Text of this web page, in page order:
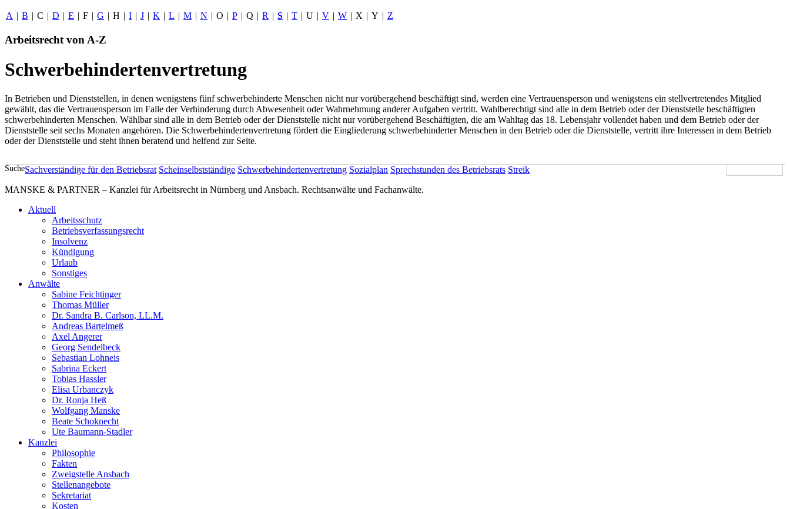
A | B | C | D | E | F | G | H | I | J | K | L | M | N | O | P | Q | R | S | T | U | V | W | X | Y | Z
Arbeitsrecht von A-Z
Schwerbehindertenvertretung
In Betrieben und Dienststellen, in denen wenigstens fünf schwerbehinderte Menschen nicht nur vorübergehend beschäftigt sind, werden eine Vertrauensperson und wenigstens ein stellvertretendes Mitglied
gewählt, das die Vertrauensperson im Falle der Verhinderung durch Abwesenheit oder Wahrnehmung anderer Aufgaben vertritt. Wahlberechtigt sind alle in dem Betrieb oder der Dienststelle beschäftigten
schwerbehinderten Menschen. Wählbar sind alle in dem Betrieb oder der Dienststelle nicht nur vorübergehend Beschäftigten, die am Wahltag das 18. Lebensjahr vollendet haben und dem Betrieb oder der
Dienststelle seit sechs Monaten angehören. Die Schwerbehindertenvertretung fördert die Eingliederung schwerbehinderter Menschen in den Betrieb oder die Dienststelle, vertritt ihre Interessen in dem Betrieb
oder der Dienststelle und steht ihnen beratend und helfend zur Seite.
SucheSachverständige für den Betriebsrat Scheinselbstständige Schwerbehindertenvertretung Sozialplan Sprechstunden des Betriebsrats Streik
MANSKE & PARTNER – Kanzlei für Arbeitsrecht in Nürnberg und Ansbach. Rechtsanwälte und Fachanwälte.
Aktuell
Arbeitsschutz
Betriebsverfassungsrecht
Insolvenz
Kündigung
Urlaub
Sonstiges
Anwälte
Sabine Feichtinger
Thomas Müller
Dr. Sandra B. Carlson, LL.M.
Andreas Bartelmeß
Axel Angerer
Georg Sendelbeck
Sebastian Lohneis
Sabrina Eckert
Tobias Hassler
Elisa Urbanczyk
Dr. Ronja Heß
Wolfgang Manske
Beate Schoknecht
Ute Baumann-Stadler
Kanzlei
Philosophie
Fakten
Zweigstelle Ansbach
Stellenangebote
Sekretariat
Kosten